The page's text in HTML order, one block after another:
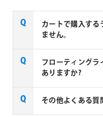
カートで購入する
ません。
aescripts + aeplugins
の場合はお見積りベー
せください。
フローティングラ
ありますか?
一部製品でフローティ
その他よくある質